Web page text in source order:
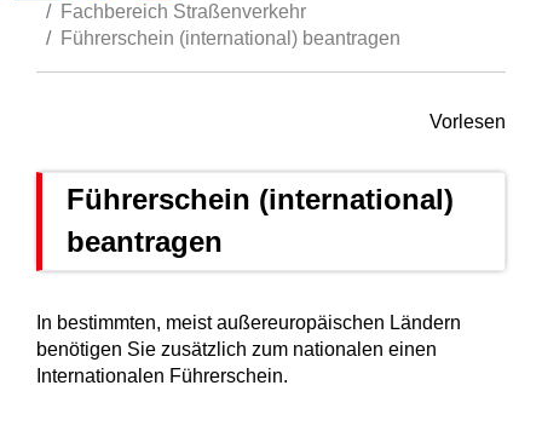
Fachbereich Straßenverkehr
Führerschein (international) beantragen
Vorlesen
Führerschein (international)
beantragen
In bestimmten, meist außereuropäischen Ländern
benötigen Sie zusätzlich zum nationalen einen
Internationalen Führerschein.